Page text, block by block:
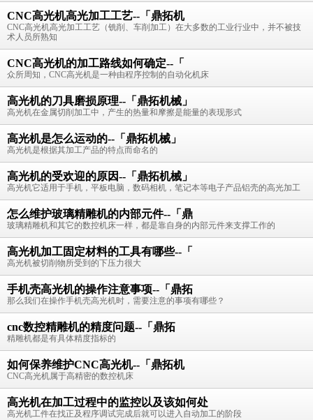
CNC高光机高光加工工艺--「鼎拓机
CNC高光机高光加工工艺（铣削、车削加工）在大多数的工业行业中，并不被技
术人员所熟知
CNC高光机的加工路线如何确定--「
众所周知，CNC高光机是一种由程序控制的自动化机床
高光机的刀具磨损原理--「鼎拓机械」
高光机在金属切削加工中，产生的热量和摩擦是能量的表现形式
高光机是怎么运动的--「鼎拓机械」
高光机是根据其加工产品的特点而命名的
高光机的受欢迎的原因--「鼎拓机械」
高光机它适用于手机，平板电脑，数码相机，笔记本等电子产品铝壳的高光加工
怎么维护玻璃精雕机的内部元件--「鼎
玻璃精雕机和其它的数控机床一样，都是靠自身的内部元件来支撑工作的
高光机加工固定材料的工具有哪些--「
高光机被切削物所受到的下压力很大
手机壳高光机的操作注意事项--「鼎拓
那么我们在操作手机壳高光机时，需要注意的事项有哪些？
cnc数控精雕机的精度问题--「鼎拓
精雕机都是有具体精度指标的
如何保养维护CNC高光机--「鼎拓机
CNC高光机属于高精密的数控机床
高光机在加工过程中的监控以及该如何处
高光机工件在找正及程序调试完成后就可以进入自动加工的阶段